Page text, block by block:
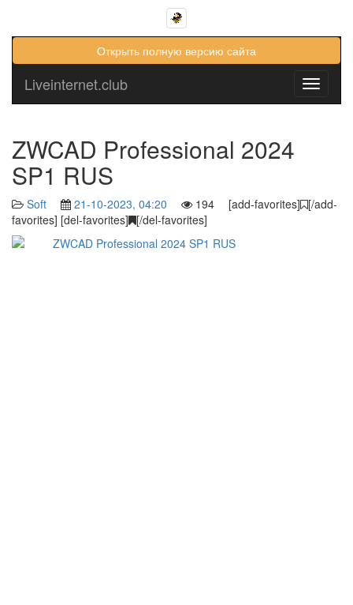
Открыть полную версию сайта
Toggle
Liveinternet.club
ZWCAD Professional 2024
SP1 RUS
Soft 21-10-2023, 04:20 194 [add-favorites] [/add-
favorites] [del-favorites] [/del-favorites]